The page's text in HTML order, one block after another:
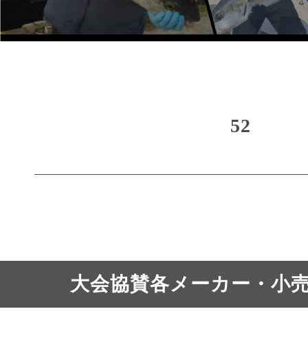
52
大会協賛各メーカー・小